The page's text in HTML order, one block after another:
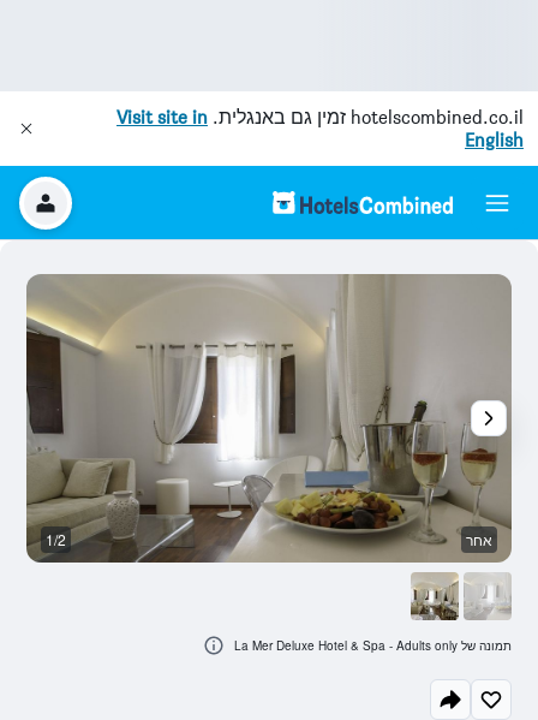
hotelscombined.co.il זמין גם באנגלית. Visit site in
English
אחר 1/2
תמונה של La Mer Deluxe Hotel & Spa - Adults only